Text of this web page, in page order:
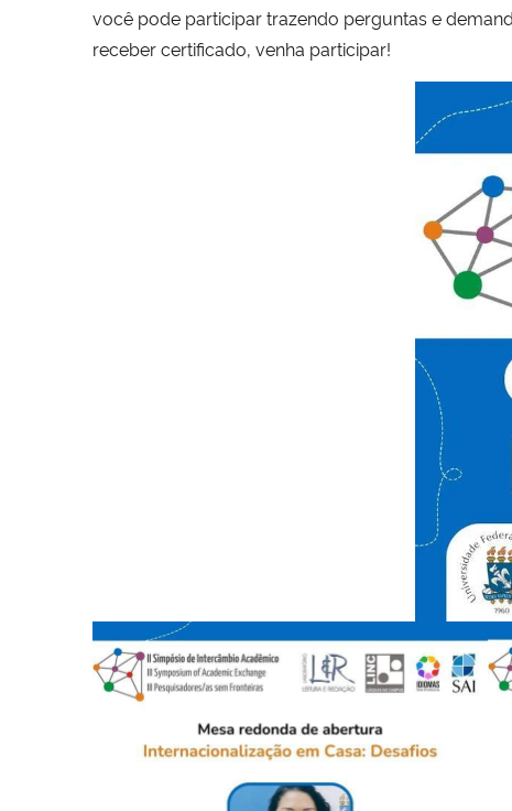
você pode participar trazendo perguntas e
receber certificado, venha participar!